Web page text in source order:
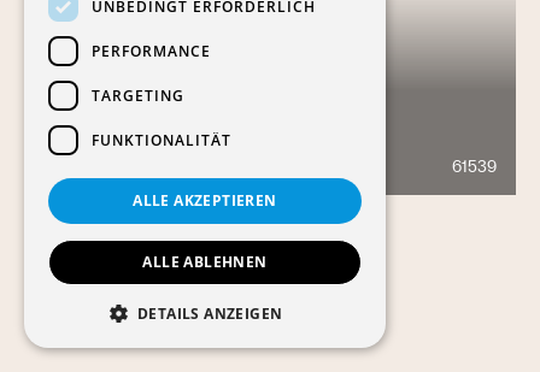
CAMPUS ARC 2
61539
UNBEDINGT ERFORDERLICH
PERFORMANCE
TARGETING
FUNKTIONALITÄT
ALLE AKZEPTIEREN
ALLE ABLEHNEN
DETAILS ANZEIGEN